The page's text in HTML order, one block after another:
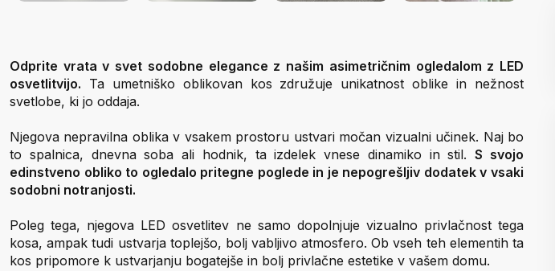
Odprite vrata v svet sodobne elegance z našim asimetričnim ogledalom z LED
osvetlitvijo. Ta umetniško oblikovan kos združuje unikatnost oblike in nežnost
svetlobe, ki jo oddaja.
Njegova nepravilna oblika v vsakem prostoru ustvari močan vizualni učinek. Naj bo
to spalnica, dnevna soba ali hodnik, ta izdelek vnese dinamiko in stil.S svojo
edinstveno obliko to ogledalo pritegne poglede in je nepogrešljiv dodatek v vsaki
sodobni notranjosti.
Poleg tega, njegova LED osvetlitev ne samo dopolnjuje vizualno privlačnost tega
kosa, ampak tudi ustvarja toplejšo, bolj vabljivo atmosfero. Ob vseh teh elementih ta
kos pripomore k ustvarjanju bogatejše in bolj privlačne estetike v vašem domu.